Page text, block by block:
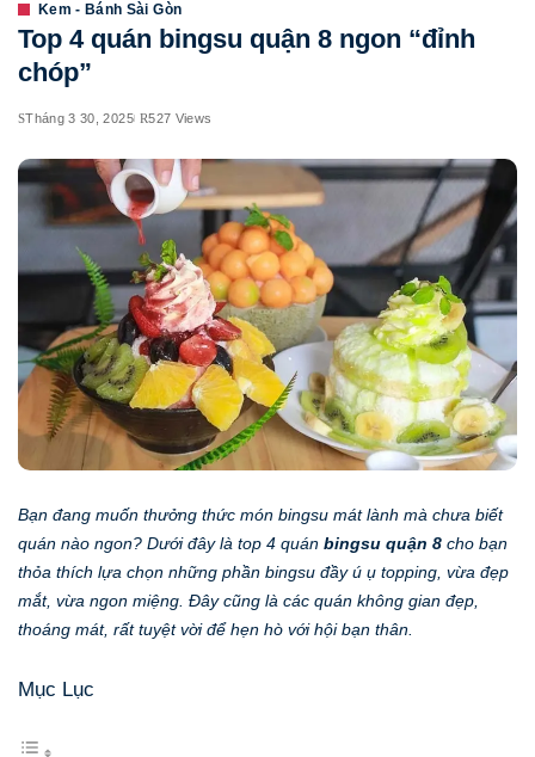
Kem - Bánh Sài Gòn
Top 4 quán bingsu quận 8 ngon “đỉnh
chóp”
Tháng 3 30, 2025 527 Views
Bạn đang muốn thưởng thức món bingsu mát lành mà chưa biết
quán nào ngon? Dưới đây là top 4 quán bingsu quận 8 cho bạn
thỏa thích lựa chọn những phần bingsu đầy ú ụ topping, vừa đẹp
mắt, vừa ngon miệng. Đây cũng là các quán không gian đẹp,
thoáng mát, rất tuyệt vời để hẹn hò với hội bạn thân.
Mục Lục